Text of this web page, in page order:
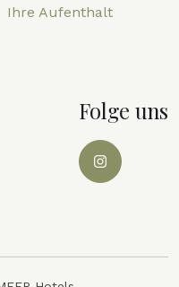
Ihre Aufenthalt
Folge uns